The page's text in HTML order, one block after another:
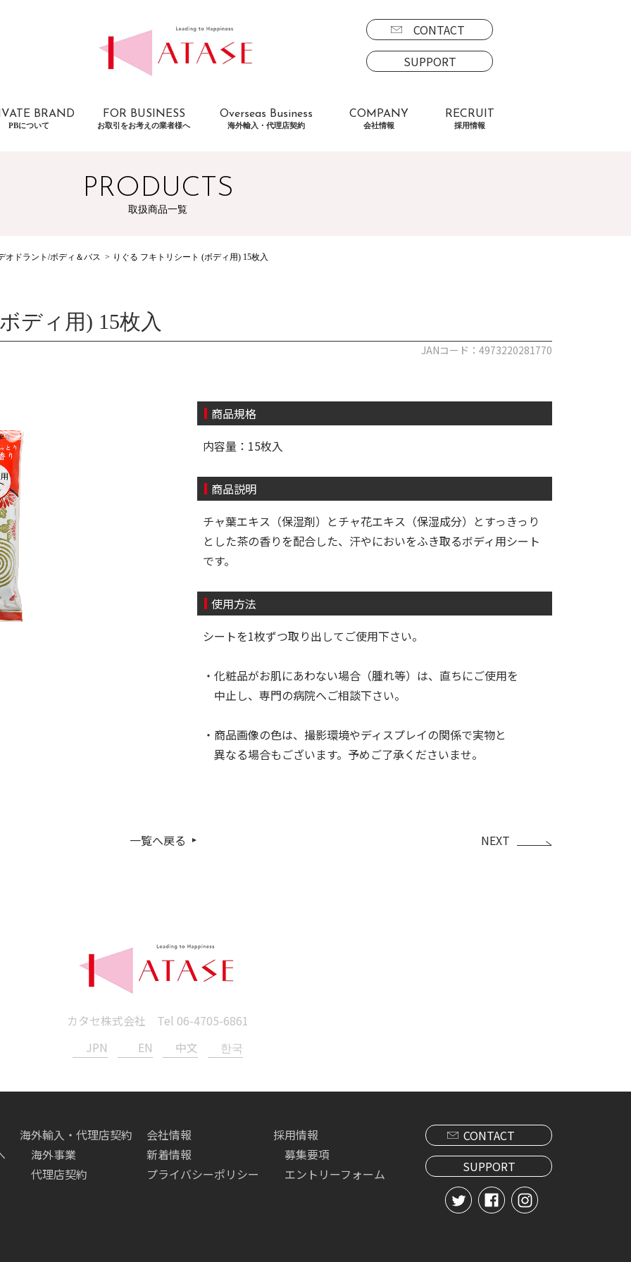
CONTACT
SUPPORT
BRAND
PBについて
FOR BUSINESS
お取引をお考えの業者様へ
Overseas Business
海外輸入・代理店契約
COMPANY
会社情報
RECRUIT
採用情報
PRODUCTS
取扱商品一覧
オドラント/ボディ＆バス りぐる フキトリシート (ボディ用) 15枚入
ディ用) 15枚入
JANコード：4973220281770
商品規格
内容量：15枚入
商品説明
チャ葉エキス（保湿剤）とチャ花エキス（保湿成分）とすっきっり
とした茶の香りを配合した、汗やにおいをふき取るボディ用シート
です。
使用方法
シートを1枚ずつ取り出してご使用下さい。
・化粧品がお肌にあわない場合（腫れ等）は、直ちにご使用を
中止し、専門の病院へご相談下さい。
・商品画像の色は、撮影環境やディスプレイの関係で実物と
異なる場合もございます。予めご了承くださいませ。
一覧へ戻る NEXT
カタセ株式会社 Tel 06-4705-6861
JPN
EN 中文 한국
海外輸入・代理店契約
海外事業
代理店契約
会社情報
新着情報
プライバシーポリシー
採用情報
募集要項
エントリーフォーム
CONTACT
SUPPORT